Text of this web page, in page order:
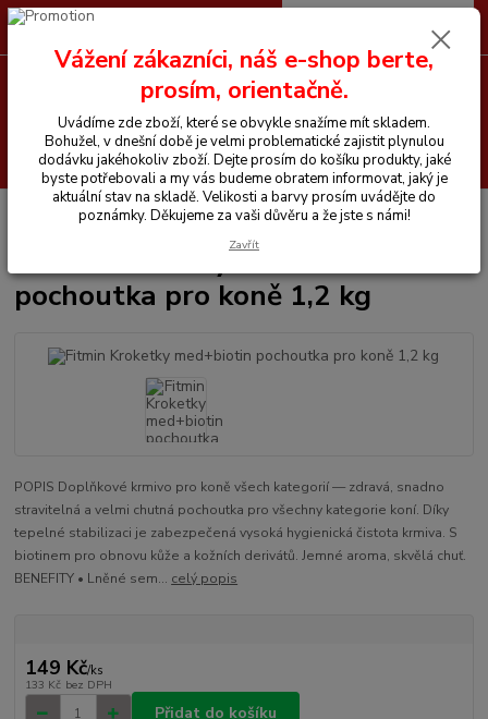
Hledat
+420 605 255 500 0 Kč
Vše pro koně Fitmin Kroketky med+biotin pochoutka pro koně 1,2 kg
Fitmin Kroketky med+biotin
pochoutka pro koně 1,2 kg
POPIS Doplňkové krmivo pro koně všech kategorií — zdravá, snadno
stravitelná a velmi chutná pochoutka pro všechny kategorie koní. Díky
tepelné stabilizaci je zabezpečená vysoká hygienická čistota krmiva. S
biotinem pro obnovu kůže a kožních derivátů. Jemné aroma, skvělá chuť.
BENEFITY • Lněné sem... celý popis
149 Kč/ks
133 Kč bez DPH
Přidat do košíku
Vážení zákazníci, náš e-shop berte,
prosím, orientačně.
Uvádíme zde zboží, které se obvykle snažíme mít skladem.
Bohužel, v dnešní době je velmi problematické zajistit plynulou
dodávku jakéhokoliv zboží. Dejte prosím do košíku produkty, jaké
byste potřebovali a my vás budeme obratem informovat, jaký je
aktuální stav na skladě. Velikosti a barvy prosím uvádějte do
poznámky. Děkujeme za vaši důvěru a že jste s námi!
Zavřít